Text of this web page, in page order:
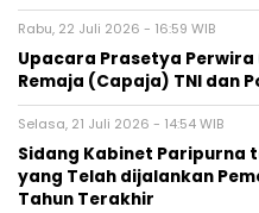
Rabu, 22 Juli 2026 - 16:59 WIB
Upacara Prasetya Perwira
Remaja (Capaja) TNI dan
Selasa, 21 Juli 2026 - 14:54 WIB
Sidang Kabinet Paripurna
yang Telah dijalankan
Tahun Terakhir